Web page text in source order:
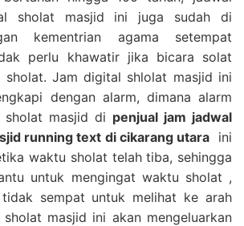
sholat masjid ini juga sudah di
kementrian agama setempat
perlu khawatir jika bicara solat
sholat. Jam digital shlolat masjid ini
dengan alarm, dimana alarm
masjid di penjual jam jadwal
running text di cikarang utara ini
waktu sholat telah tiba, sehingga
untuk mengingat waktu sholat ,
sempat untuk melihat ke arah
masjid ini akan mengeluarkan